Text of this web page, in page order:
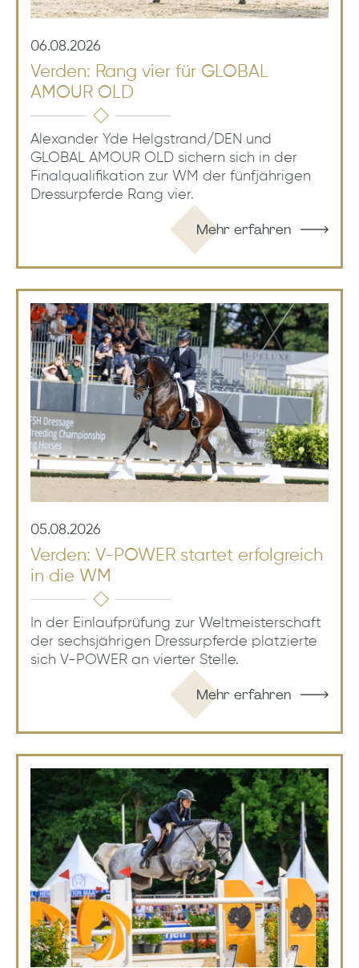
06.08.2026
Verden: Rang vier für GLOBAL
AMOUR OLD
Alexander Yde Helgstrand/DEN und
GLOBAL AMOUR OLD sichern sich in der
Finalqualifikation zur WM der fünfjährigen
Dressurpferde Rang vier.
Mehr erfahren
05.08.2026
Verden: V-POWER startet erfolgreich
in die WM
In der Einlaufprüfung zur Weltmeisterschaft
der sechsjährigen Dressurpferde platzierte
sich V-POWER an vierter Stelle.
Mehr erfahren